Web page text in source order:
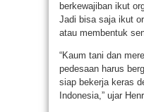
berkewajiban ikut
Jadi bisa saja ikut
atau membentuk
“Kaum tani dan
pedesaan harus
siap bekerja keras
Indonesia,” ujar